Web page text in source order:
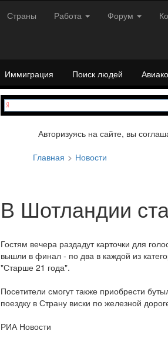
Страны Работа Форум
Иммиграция Поиск людей
Авторизуясь на сайте, вы
Главная
Новости
В Шотландии
Гостям вечера раздадут карточки для
вышли в финал - по два в каждой из
"Старше 21 года".
Посетители смогут также приобрести
поездку в Страну виски по железной
РИА Новости